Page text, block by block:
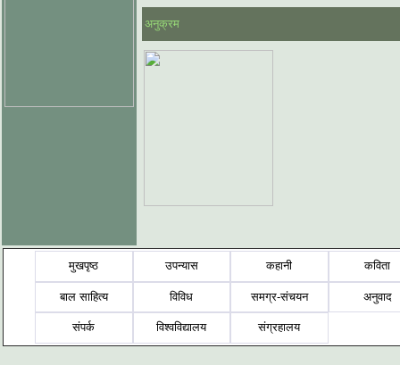
अनुक्रम
मुखपृष्ठ उपन्यास कहानी कविता
बाल साहित्य विविध समग्र-संचयन अनुवाद
संपर्क विश्वविद्यालय संग्रहालय